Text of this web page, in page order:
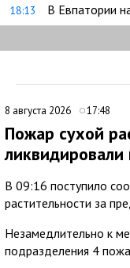
18:13 В Евпатории
8 августа 2026 17:48
Пожар сухой
В 09:16 поступило
растительности за
Незамедлительно к
подразделения 4